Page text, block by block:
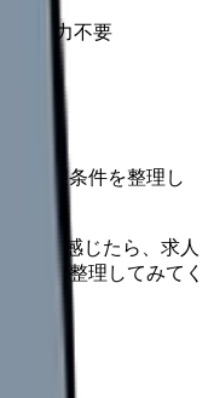
名は入力不要
は希望条件を整理し
」そう感じたら、求人
けて整理してみてく